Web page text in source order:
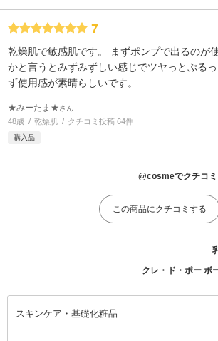
7
乾燥肌で敏感肌です。 まずポンプで出るのが
かと言うとみずみずしい感じでツヤっとぷる
ず使用感が素晴らしいです。
★みーたま★さん
48歳 乾燥肌 クチコミ投稿 64件
購入品
@cosmeでクチコ
この商品にクチコミする
クレ・ド・ポー ボ
スキンケア・基礎化粧品